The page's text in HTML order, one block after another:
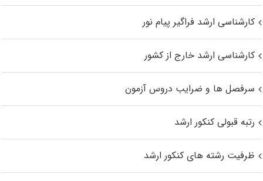
کارشناسی ارشد فراگیر پیام نور
کارشناسی ارشد خارج از کشور
سرفصل ها و ضرایب دروس آزمون
رتبه قبولی کنکور ارشد
ظرفیت رشته های کنکور ارشد